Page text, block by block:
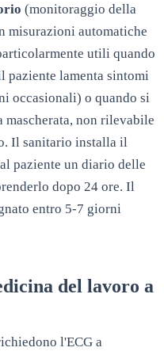
(monitoraggio della
misurazioni automatiche
utili quando
paziente lamenta sintomi
occasionali) o quando si
mascherata, non rilevabile
Il sanitario installa il
paziente un diario delle
dopo 24 ore. Il
entro 5-7 giorni
del lavoro a
l'ECG a